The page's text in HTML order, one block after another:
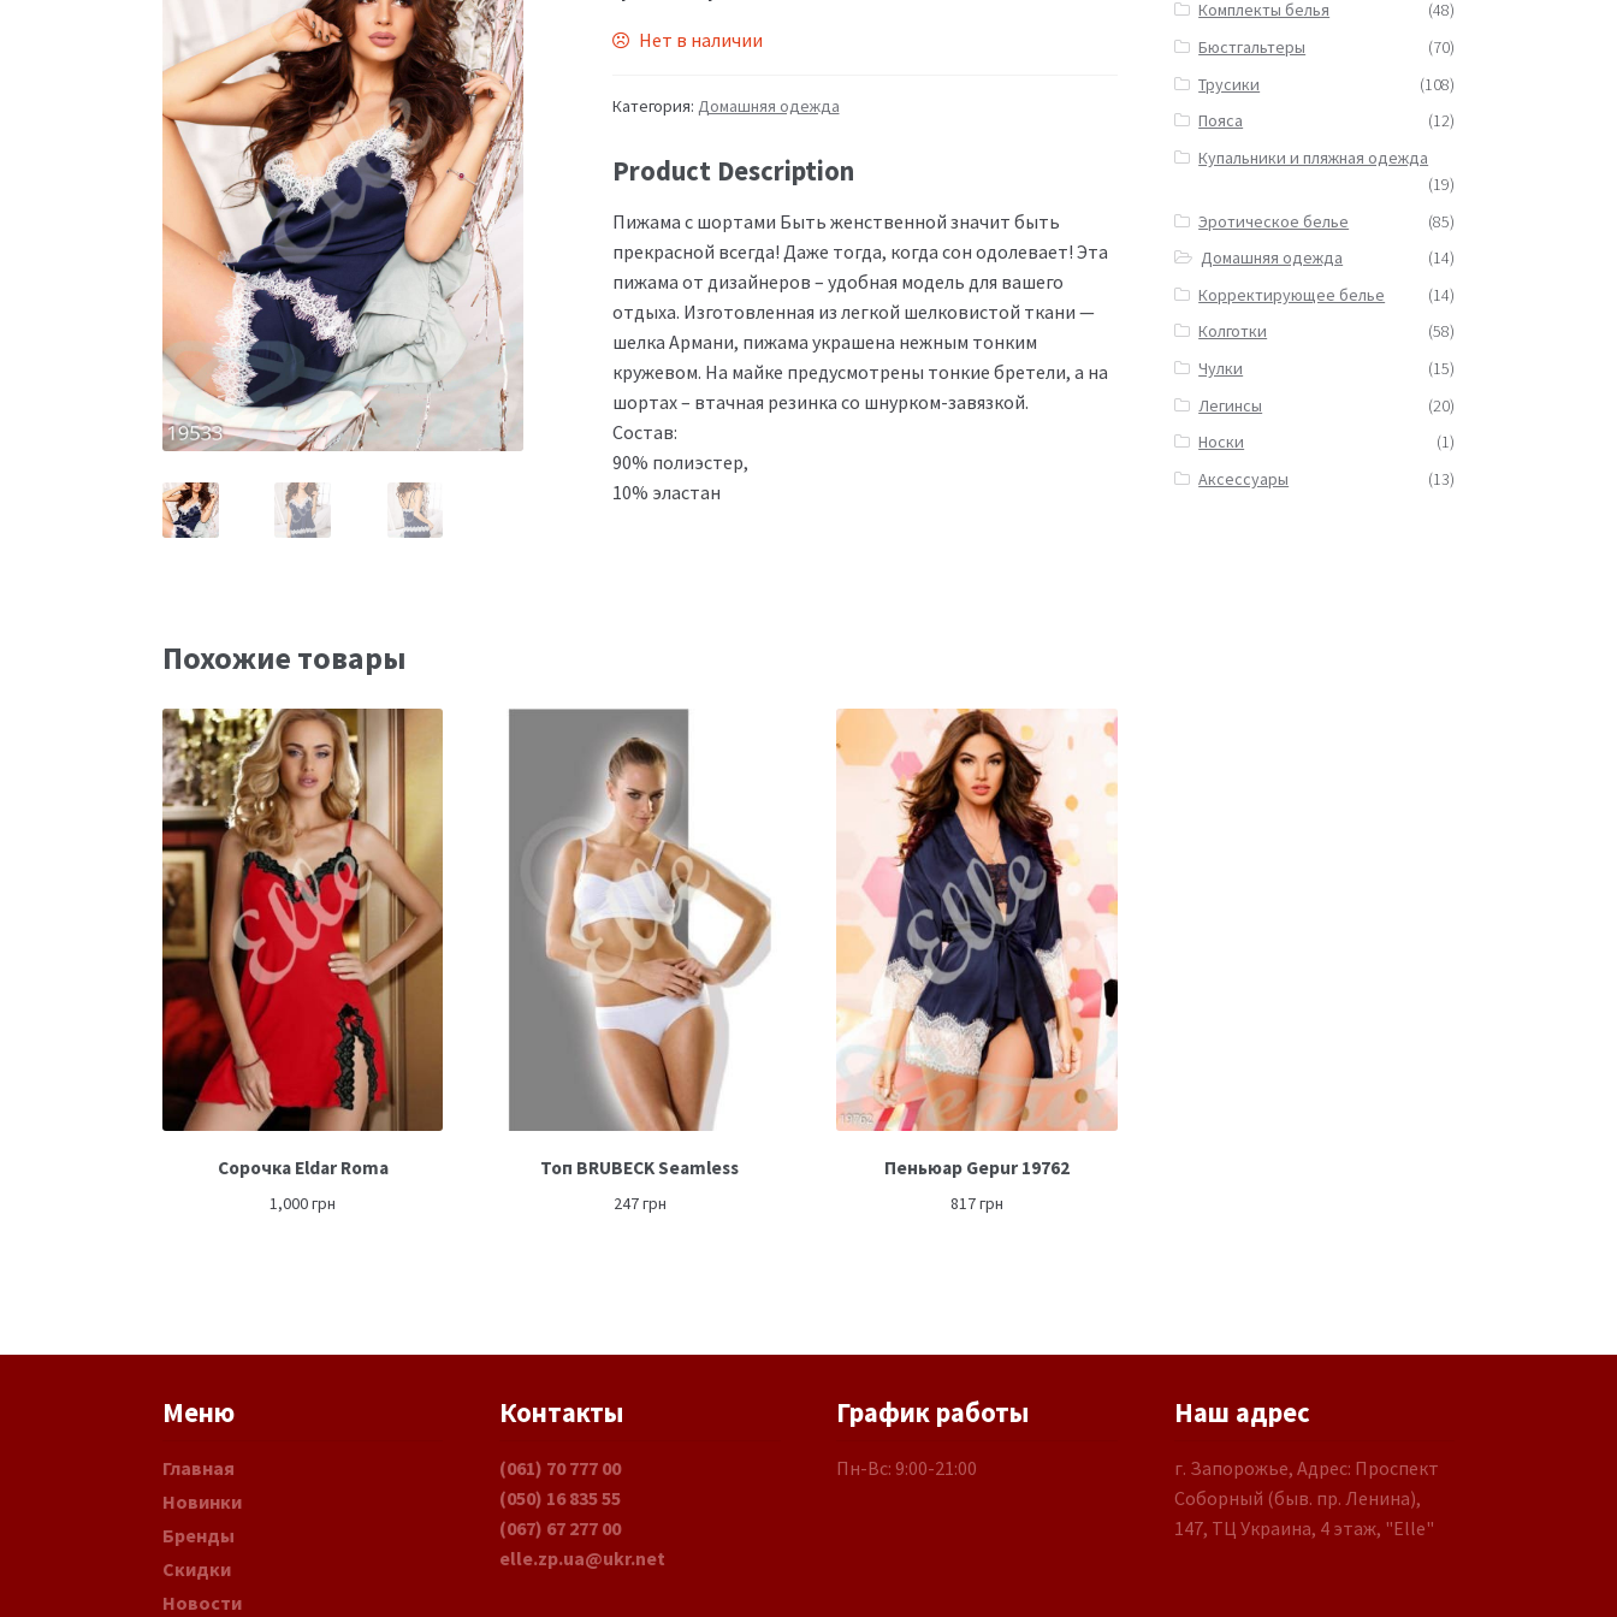
Нет в наличии
Категория: Домашняя одежда
Product Description
Пижама с шортами Быть женственной значит быть
прекрасной всегда! Даже тогда, когда сон одолевает! Эта
пижама от дизайнеров – удобная модель для вашего
отдыха. Изготовленная из легкой шелковистой ткани —
шелка Армани, пижама украшена нежным тонким
кружевом. На майке предусмотрены тонкие бретели, а на
шортах – втачная резинка со шнурком-завязкой.
Состав:
90% полиэстер,
10% эластан
Похожие товары
Сорочка Eldar Roma
1,000грн
Топ BRUBECK Seamless
247грн
Пеньюар Gepur 19762
817грн
Комплекты белья
(48)
Бюстгальтеры
(70)
Трусики
(108)
Пояса
(12)
Купальники и пляжная одежда
(19)
Эротическое белье
(85)
Домашняя одежда
(14)
Корректирующее белье
(14)
Колготки
(58)
Чулки
(15)
Легинсы
(20)
Носки
(1)
Аксессуары
(13)
Меню
Главная
Новинки
Бренды
Скидки
Новости
Контакты
(061) 70 777 00
(050) 16 835 55
(067) 67 277 00
elle.zp.ua@ukr.net
График работы
Пн-Вс: 9:00-21:00
Наш адрес
г. Запорожье, Адрес: Проспект
Соборный (быв. пр. Ленина),
147, ТЦ Украина, 4 этаж, "Elle"